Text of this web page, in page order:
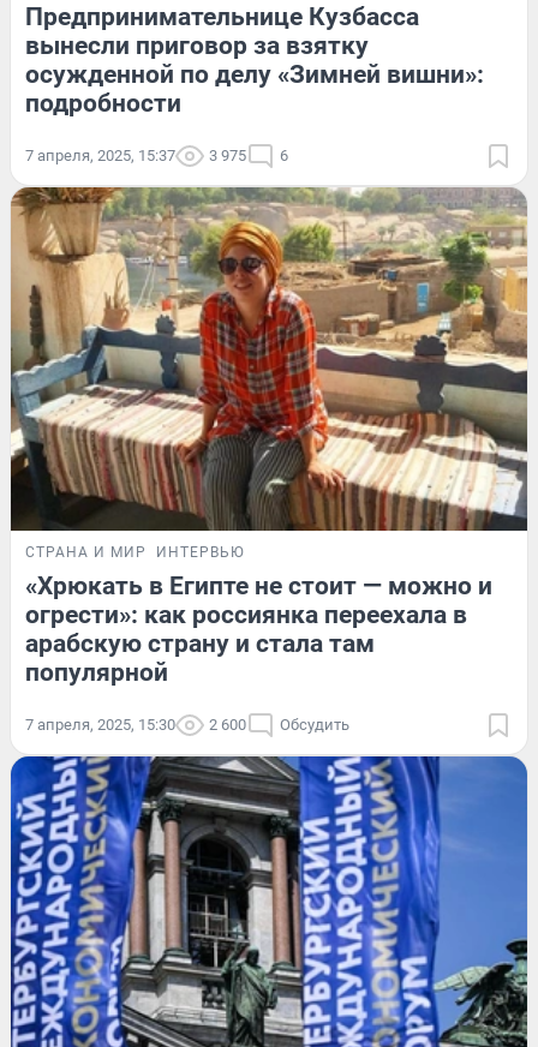
Предпринимательнице Кузбасса
вынесли приговор за взятку
осужденной по делу «Зимней вишни»:
подробности
7 апреля, 2025, 15:37 3 975 6
СТРАНА И МИР ИНТЕРВЬЮ
«Хрюкать в Египте не стоит — можно и
огрести»: как россиянка переехала в
арабскую страну и стала там
популярной
7 апреля, 2025, 15:30 2 600 Обсудить